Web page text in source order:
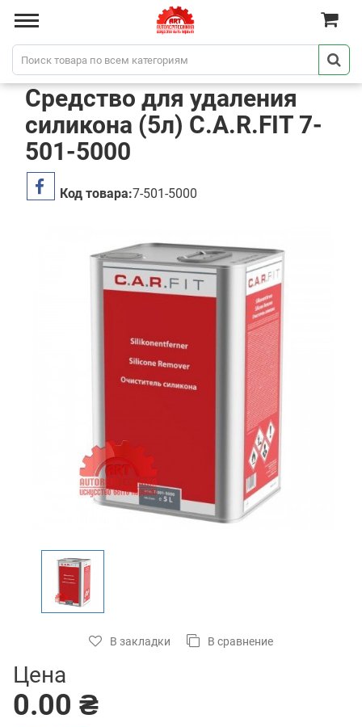
Средство для удаления
силикона (5л) C.A.R.FIT 7-
501-5000
Код товара:7-501-5000
В закладки В сравнение
Цена
0.00 ₴